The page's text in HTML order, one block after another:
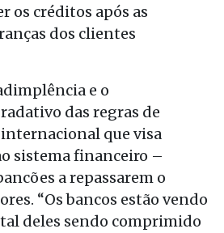
os créditos após as
dos clientes
e o
das regras de
que visa
sistema financeiro –
a repassarem o
“Os bancos estão vendo
deles sendo comprimido